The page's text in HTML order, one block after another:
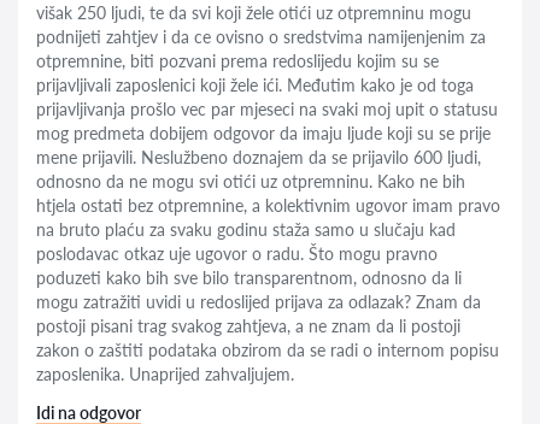
višak 250 ljudi, te da svi koji žele otići uz otpremninu mogu
podnijeti zahtjev i da ce ovisno o sredstvima namijenjenim za
otpremnine, biti pozvani prema redoslijedu kojim su se
prijavljivali zaposlenici koji žele ići. Međutim kako je od toga
prijavljivanja prošlo vec par mjeseci na svaki moj upit o statusu
mog predmeta dobijem odgovor da imaju ljude koji su se prije
mene prijavili. Neslužbeno doznajem da se prijavilo 600 ljudi,
odnosno da ne mogu svi otići uz otpremninu. Kako ne bih
htjela ostati bez otpremnine, a kolektivnim ugovor imam pravo
na bruto plaću za svaku godinu staža samo u slučaju kad
poslodavac otkaz uje ugovor o radu. Što mogu pravno
poduzeti kako bih sve bilo transparentnom, odnosno da li
mogu zatražiti uvidi u redoslijed prijava za odlazak? Znam da
postoji pisani trag svakog zahtjeva, a ne znam da li postoji
zakon o zaštiti podataka obzirom da se radi o internom popisu
zaposlenika. Unaprijed zahvaljujem.
Idi na odgovor